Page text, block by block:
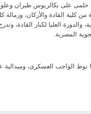
على بكالريوس طيران
كلية القادة والأركان، وزمالة
والدورة العليا لكبار القادة،
المصرية.